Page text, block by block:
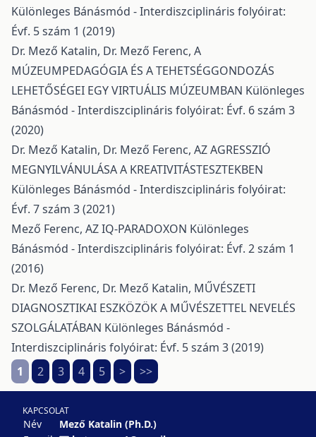
Különleges Bánásmód - Interdiszciplináris folyóirat:
Évf. 5 szám 1 (2019)
Dr. Mező Katalin, Dr. Mező Ferenc, A
MÚZEUMPEDAGÓGIA ÉS A TEHETSÉGGONDOZÁS
LEHETŐSÉGEI EGY VIRTUÁLIS MÚZEUMBAN Különleges
Bánásmód - Interdiszciplináris folyóirat: Évf. 6 szám 3
(2020)
Dr. Mező Katalin, Dr. Mező Ferenc, AZ AGRESSZIÓ
MEGNYILVÁNULÁSA A KREATIVITÁSTESZTEKBEN
Különleges Bánásmód - Interdiszciplináris folyóirat:
Évf. 7 szám 3 (2021)
Mező Ferenc, AZ IQ-PARADOXON Különleges
Bánásmód - Interdiszciplináris folyóirat: Évf. 2 szám 1
(2016)
Dr. Mező Ferenc, Dr. Mező Katalin, MŰVÉSZETI
DIAGNOSZTIKAI ESZKÖZÖK A MŰVÉSZETTEL NEVELÉS
SZOLGÁLATÁBAN Különleges Bánásmód -
Interdiszciplináris folyóirat: Évf. 5 szám 3 (2019)
1
2 3 4 5 > >>
KAPCSOLAT
Név
Mező Katalin (Ph.D.)